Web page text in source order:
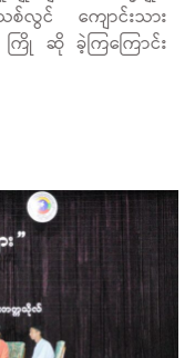
လွင် ကျောင်းသား
ကြို ဆို ခဲ့ကြကြောင်း